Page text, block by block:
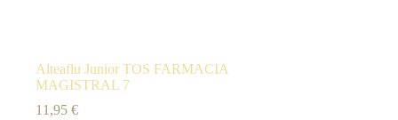
Alteaflu Junior TOS FARMACIA
MAGISTRAL 7
11,95 €